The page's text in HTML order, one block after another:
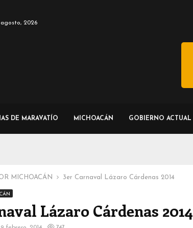
2026
DE MARAVATÍO MICHOACÁN GOBIERNO ACTUAL
MICHOACÁN 3er Carnaval Lázaro Cárdenas 2014
Lázaro Cárdenas 2014